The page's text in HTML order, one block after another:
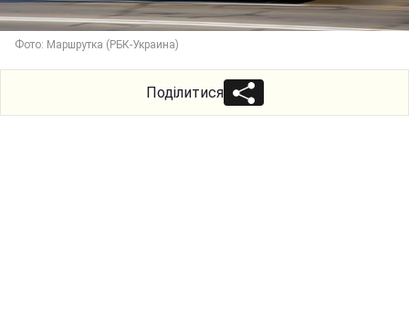
Фото: Маршрутка (РБК-Украина)
Поділитися